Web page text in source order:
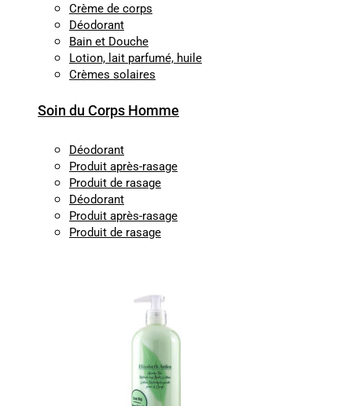
Crème de corps
Déodorant
Bain et Douche
Lotion, lait parfumé, huile
Crèmes solaires
Soin du Corps Homme
Déodorant
Produit après-rasage
Produit de rasage
Déodorant
Produit après-rasage
Produit de rasage